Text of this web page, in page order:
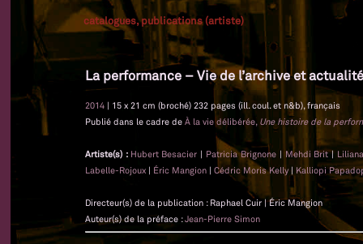
catalogues, publications (artiste)
La performance – Vie de l’archive et actualité
2014 | 15 x 21 cm (broché) 232 pages (ill. coul. et n&b), français
Publié dans le cadre de À la vie délibérée, Une histoire de la
Artiste(s) : Hubert Besacier | Patricia Brignone| Mehdi Brit|
Labelle-Rojoux | Éric Mangion | Cédric Moris Kelly| Kalliopi
Directeur(s) de la publication : Raphael Cuir | Éric Mangion
Auteur(s) de la préface :Jean-Pierre Simon